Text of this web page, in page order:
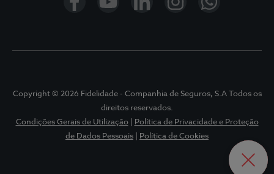
Fidelidade Pet Tracker
Blog
Copyright © 2026 Fidelidade - Companhia de Seguros, S.A Todos os
direitos reservados.
Condições Gerais de Utilização| Política de Privacidade e Proteção
de Dados Pessoais | Política de Cookies